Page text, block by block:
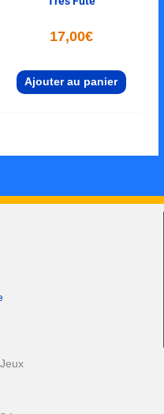
17,00€
Ajouter au panier